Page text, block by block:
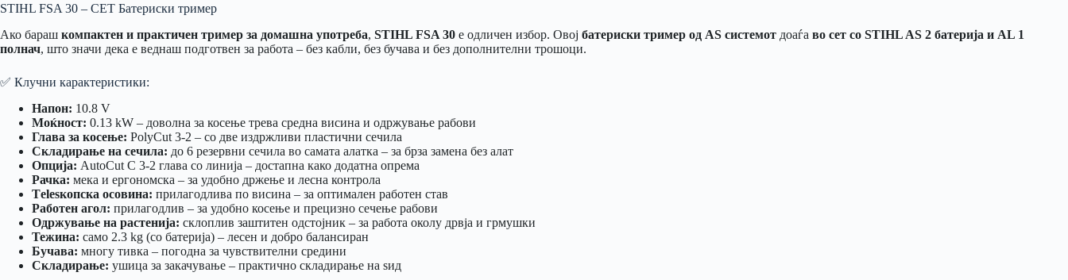
STIHL FSA 30 – СЕТ Батериски тример
Ако бараш компактен и практичен тример за домашна употреба, STIHL FSA 30 е одличен избор. Овој батериски тример од AS системот доаѓа во сет со STIHL AS 2 батерија и AL 1
полнач, што значи дека е веднаш подготвен за работа – без кабли, без бучава и без дополнителни трошоци.
✅ Клучни карактеристики:
Напон: 10.8 V
Моќност: 0.13 kW – доволна за косење трева средна висина и одржување рабови
Глава за косење: PolyCut 3-2 – со две издржливи пластични сечила
Складирање на сечила: до 6 резервни сечила во самата алатка – за брза замена без алат
Опција: AutoCut C 3-2 глава со линија – достапна како додатна опрема
Рачка: мека и ергономска – за удобно држење и лесна контрола
Тelesкопска осовина: прилагодлива по висина – за оптимален работен став
Работен агол: прилагодлив – за удобно косење и прецизно сечење рабови
Одржување на растенија: склоплив заштитен одстојник – за работа околу дрвја и грмушки
Тежина: само 2.3 kg (со батерија) – лесен и добро балансиран
Бучава: многу тивка – погодна за чувствителни средини
Складирање: ушица за закачување – практично складирање на ѕид